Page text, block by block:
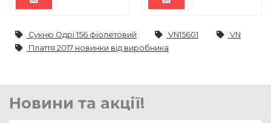
Сукню Одрі 156 фіолетовий VN15601
VN
Плаття 2017 новинки від виробника
Новини та акції!